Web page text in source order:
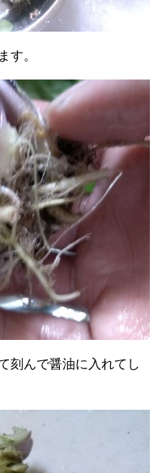
す。
刻んで醤油に入れてし